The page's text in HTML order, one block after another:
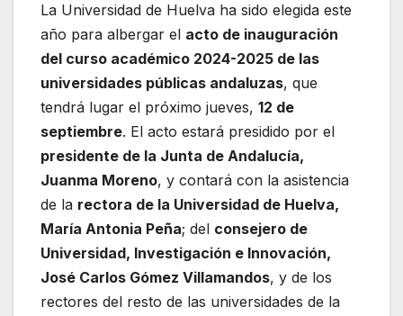
La Universidad de Huelva ha sido elegida este
año para albergar el acto de inauguración
del curso académico 2024-2025 de las
universidades públicas andaluzas, que
tendrá lugar el próximo jueves, 12 de
septiembre. El acto estará presidido por el
presidente de la Junta de Andalucía,
Juanma Moreno, y contará con la asistencia
de la rectora de la Universidad de Huelva,
María Antonia Peña; del consejero de
Universidad, Investigación e Innovación,
José Carlos Gómez Villamandos, y de los
rectores del resto de las universidades de la